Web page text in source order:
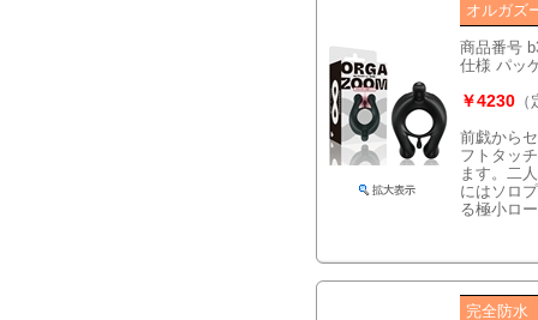
オルガ
商品番号
仕様 パッ
￥4230
前戯から
フトタッ
ます。二
にはソロ
る極小ロ
完全防水